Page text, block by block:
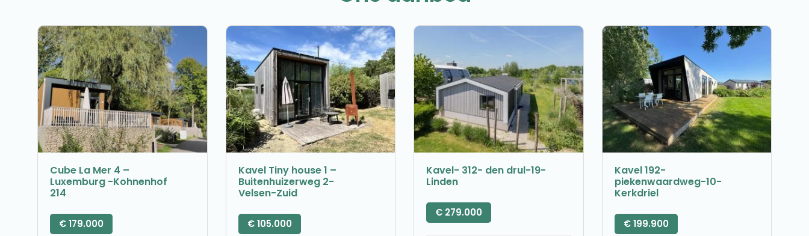
Cube La Mer 4 –
Luxemburg -Kohnenhof
214
€179.000
Kavel Tiny house 1 –
Buitenhuizerweg 2-
Velsen-Zuid
€105.000
Kavel- 312- den drul-19-
Linden
€ 279.000
Kavel 192-
piekenwaardweg-10-
Kerkdriel
€199.900